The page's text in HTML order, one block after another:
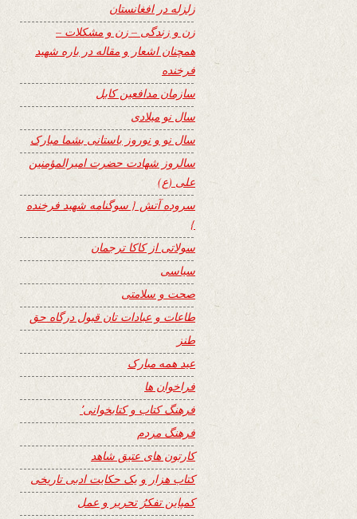
زلزله در افغانستان
زن و زندگی – زن و مشکلات –
همچنان اشعار و مقاله در باره شهید
فرخنده
سازمان مدافعین کابل
سال نو میلادی
سال نو و نوروز باستانی بشما مبارک
سالروز شهادت حضرت امیرالمؤمنین
علی (ع)
سروده آتش { سوگنامه شهید فرخنده
}
سولاتی از کاکا ترجمان
سیاسی
صحت و سلامتی
طاعات و عبادات تان قبول درگاه حق
طنز
عید همه مبارک
فراخوان ها
فرهنگ کتاب و کتابخوانی٬
فرهنگ مردم
کارتون های عتیق شاهد
کتاب هزار و یک حکایت ادبی تاریخی
کمپاین تفکرُ تحریر و عمل